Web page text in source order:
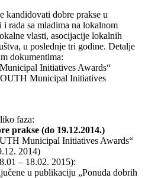
kandidovati dobre prakse u
rada sa mladima na lokalnom
vlasti, asocijacije lokalnih
u poslednje tri godine. Detalje
dokumentima:
Initiatives Awards“
Municipal Initiatives
faza:
prakse (do 19.12.2014.)
Municipal Initiatives Awards“
2014)
– 18.02. 2015):
u publikaciju „Ponuda dobrih